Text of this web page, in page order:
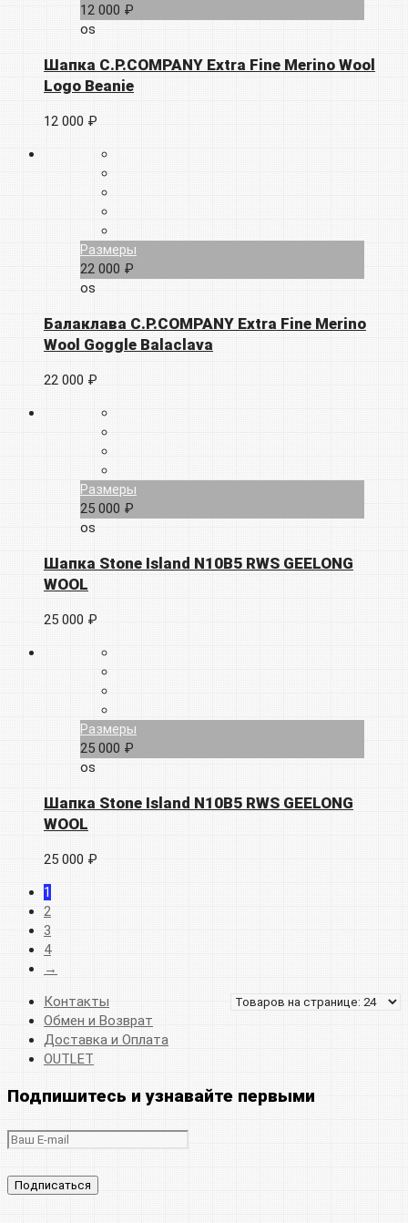
12 000 ₽
os
Шапка C.P.COMPANY Extra Fine Merino Wool
Logo Beanie
12 000 ₽
Размеры
22 000 ₽
os
Балаклава C.P.COMPANY Extra Fine Merino
Wool Goggle Balaclava
22 000 ₽
Размеры
25 000 ₽
os
Шапка Stone Island N10B5 RWS GEELONG
WOOL
25 000 ₽
Размеры
25 000 ₽
os
Шапка Stone Island N10B5 RWS GEELONG
WOOL
25 000 ₽
1
2
3
4
→
Контакты
Обмен и Возврат
Доставка и Оплата
OUTLET
Подпишитесь и узнавайте первыми